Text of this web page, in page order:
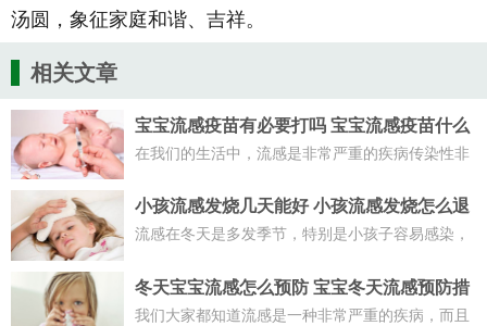
汤圆，象征家庭和谐、吉祥。
相关文章
宝宝流感疫苗有必要打吗 宝宝流感疫苗什么
时候打
在我们的生活中，流感是非常严重的疾病传染性非
小孩流感发烧几天能好 小孩流感发烧怎么退
烧
流感在冬天是多发季节，特别是小孩子容易感染，
感发烧几天能好呢？
冬天宝宝流感怎么预防 宝宝冬天流感预防措
施
我们大家都知道流感是一种非常严重的疾病，而且